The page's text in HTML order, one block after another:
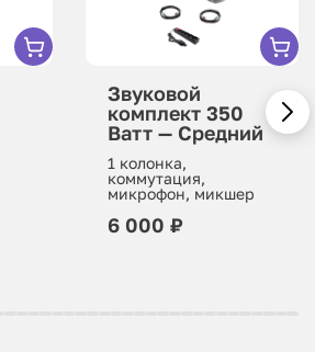
Звуковой
комплект 350
Ватт — Средний
1 колонка,
коммутация,
микрофон, микшер
6 000 ₽